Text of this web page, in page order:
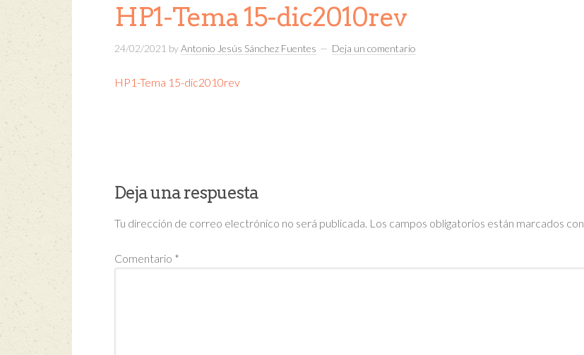
HP1-Tema 15-dic2010rev
24/02/2021 byAntonio Jesús Sánchez Fuentes Deja un comentario
HP1-Tema 15-dic2010rev
Deja una respuesta
Tu dirección de correo electrónico no será publicada. Los campos obligatorios están marcados con
Comentario *